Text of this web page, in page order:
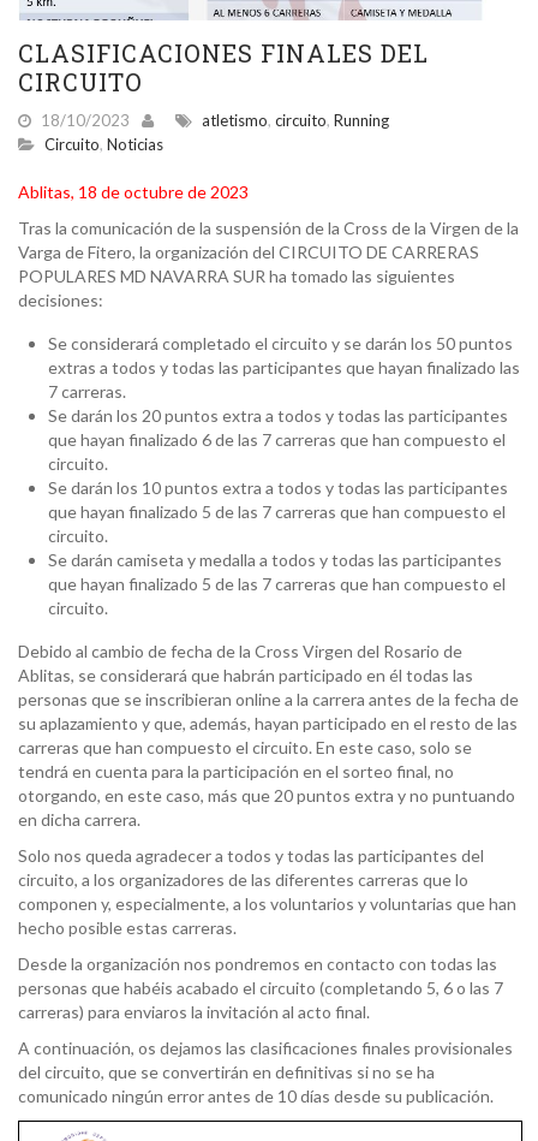
CLASIFICACIONES FINALES DEL
CIRCUITO
18/10/2023 atletismo, circuito, Running
Circuito, Noticias
Ablitas, 18 de octubre de 2023
Tras la comunicación de la suspensión de la Cross de la Virgen de la
Varga de Fitero, la organización del CIRCUITO DE CARRERAS
POPULARES MD NAVARRA SUR ha tomado las siguientes
decisiones:
Se considerará completado el circuito y se darán los 50 puntos
extras a todos y todas las participantes que hayan finalizado las
7 carreras.
Se darán los 20 puntos extra a todos y todas las participantes
que hayan finalizado 6 de las 7 carreras que han compuesto el
circuito.
Se darán los 10 puntos extra a todos y todas las participantes
que hayan finalizado 5 de las 7 carreras que han compuesto el
circuito.
Se darán camiseta y medalla a todos y todas las participantes
que hayan finalizado 5 de las 7 carreras que han compuesto el
circuito.
Debido al cambio de fecha de la Cross Virgen del Rosario de
Ablitas, se considerará que habrán participado en él todas las
personas que se inscribieran online a la carrera antes de la fecha de
su aplazamiento y que, además, hayan participado en el resto de las
carreras que han compuesto el circuito. En este caso, solo se
tendrá en cuenta para la participación en el sorteo final, no
otorgando, en este caso, más que 20 puntos extra y no puntuando
en dicha carrera.
Solo nos queda agradecer a todos y todas las participantes del
circuito, a los organizadores de las diferentes carreras que lo
componen y, especialmente, a los voluntarios y voluntarias que han
hecho posible estas carreras.
Desde la organización nos pondremos en contacto con todas las
personas que habéis acabado el circuito (completando 5, 6 o las 7
carreras) para enviaros la invitación al acto final.
A continuación, os dejamos las clasificaciones finales provisionales
del circuito, que se convertirán en definitivas si no se ha
comunicado ningún error antes de 10 días desde su publicación.